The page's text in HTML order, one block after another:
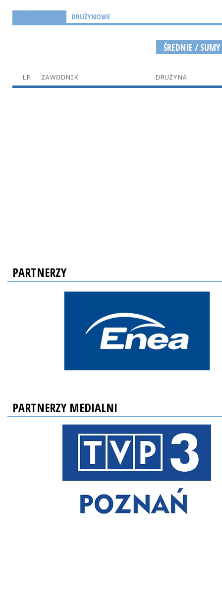
DRUŻYNOWE
ŚREDNIE / SUMY
LP. ZAWODNIK DRUŻYNA
PARTNERZY
PARTNERZY MEDIALNI